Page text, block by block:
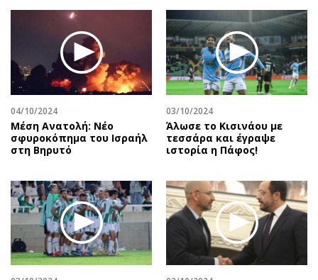
Οικονομία
Real Estate
Επιχειρήσεις
Αγορές
Money Review
AstroBank Properties
Trends
Ενέργεια
Ναυτιλία
Περιβάλλον
Ελλάδα
Κόσμος
Παράξενα
Πολιτική
Οικονομία
Γενικά
Αναδρομές
Πρόσωπα
Περιβάλλον
Good Life
Γυναίκα
Showbiz
Ταξίδια
Συνταγές
Έξοδος
Media
04/10/2024
Mέση Ανατολή: Νέο
σφυροκόπημα του Ισραήλ
στη Βηρυτό
03/10/2024
Άλωσε το Κισινάου με
τεσσάρα και έγραψε
ιστορία η Πάφος!